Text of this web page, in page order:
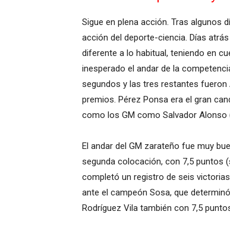
Sigue en plena acción. Tras algunos
acción del deporte-ciencia. Días
diferente a lo habitual, teniendo en
inesperado el andar de la
segundos y las tres restantes fueron
premios. Pérez Ponsa era el gran
como los GM como Salvador Alonso
El andar del GM zarateño fue muy
segunda colocación, con 7,5 puntos
completó un registro de seis
ante el campeón Sosa, que
Rodríguez Vila también con 7,5